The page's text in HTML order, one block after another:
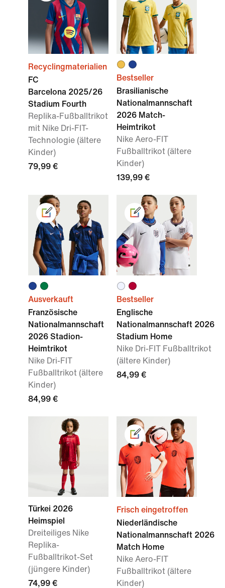
Recyclingmaterialien
FC
Barcelona 2025/26
Stadium Fourth
Replika-Fußballtrikot
mit Nike Dri-FIT-
Technologie (ältere
Kinder)
79,99 €
Bestseller
Brasilianische
Nationalmannschaft
2026 Match-
Heimtrikot
Nike Aero-FIT
Fußballtrikot (ältere
Kinder)
139,99 €
Ausverkauft
Französische
Nationalmannschaft
2026 Stadion-
Heimtrikot
Nike Dri-FIT
Fußballtrikot (ältere
Kinder)
84,99 €
Bestseller
Englische
Nationalmannschaft 2026
Stadium Home
Nike Dri-FIT Fußballtrikot
(ältere Kinder)
84,99 €
Türkei 2026
Heimspiel
Dreiteiliges Nike
Replika-
Fußballtrikot-Set
(jüngere Kinder)
74,99 €
Frisch eingetroffen
Niederländische
Nationalmannschaft 2026
Match Home
Nike Aero-FIT
Fußballtrikot (ältere
Kinder)